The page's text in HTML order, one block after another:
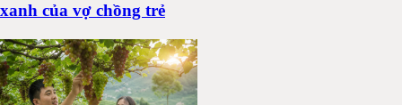
xanh của vợ chồng trẻ